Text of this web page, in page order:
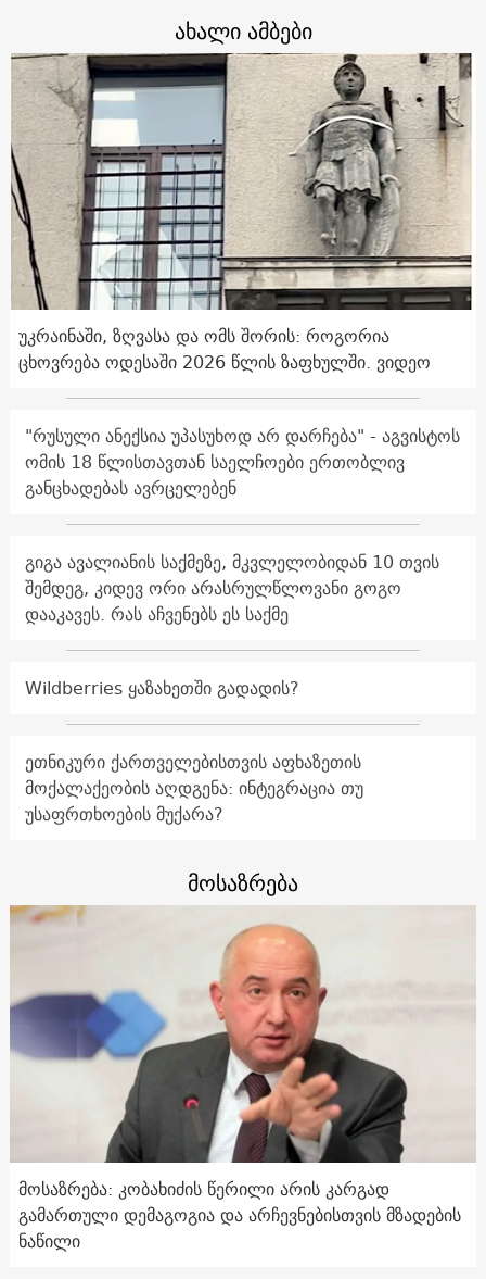
ახალი ამბები
უკრაინაში, ზღვასა და ომს შორის: როგორია
ცხოვრება ოდესაში 2026 წლის ზაფხულში. ვიდეო
"რუსული ანექსია უპასუხოდ არ დარჩება" - აგვისტოს
ომის 18 წლისთავთან საელჩოები ერთობლივ
განცხადებას ავრცელებენ
გიგა ავალიანის საქმეზე, მკვლელობიდან 10 თვის
შემდეგ, კიდევ ორი არასრულწლოვანი გოგო
დააკავეს. რას აჩვენებს ეს საქმე
Wildberries ყაზახეთში გადადის?
ეთნიკური ქართველებისთვის აფხაზეთის
მოქალაქეობის აღდგენა: ინტეგრაცია თუ
უსაფრთხოების მუქარა?
მოსაზრება
მოსაზრება: კობახიძის წერილი არის კარგად
გამართული დემაგოგია და არჩევნებისთვის მზადების
ნაწილი